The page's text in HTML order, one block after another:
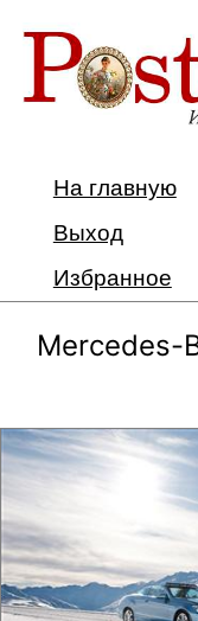
На главную
Выход
Избранное
Mercedes-